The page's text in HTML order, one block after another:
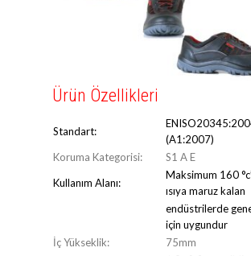
Ürün Özellikleri
Standart:
(A1:2007)
Koruma Kategorisi:
S1 A E
Kullanım Alanı:
Maksimum 160
ısıya maruz kalan
endüstrilerde
için uygundur
İç Yükseklik:
75mm